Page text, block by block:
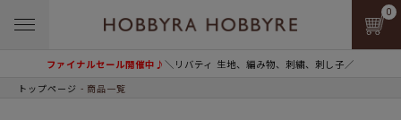
ファイナルセール開催中♪＼リバティ 生地、編み物、刺繍、刺し子／
0
トップページ 商品一覧